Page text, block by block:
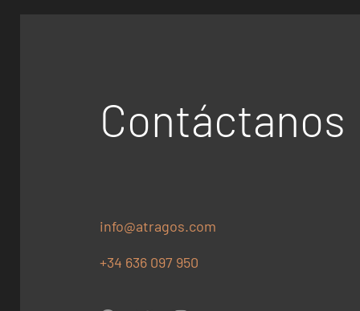
Contáctanos
info@atragos.com
+34 636 097 950